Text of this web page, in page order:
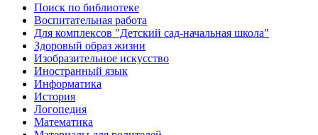
Поиск по библиотеке
Воспитательная работа
Для комплексов "Детский сад-начальная школа"
Здоровый образ жизни
Изобразительное искусство
Иностранный язык
Информатика
История
Логопедия
Математика